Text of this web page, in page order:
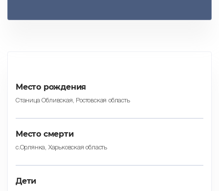
Место рождения
Станица Обливская, Ростовская область
Место смерти
с.Орлянка, Харьковская область
Дети